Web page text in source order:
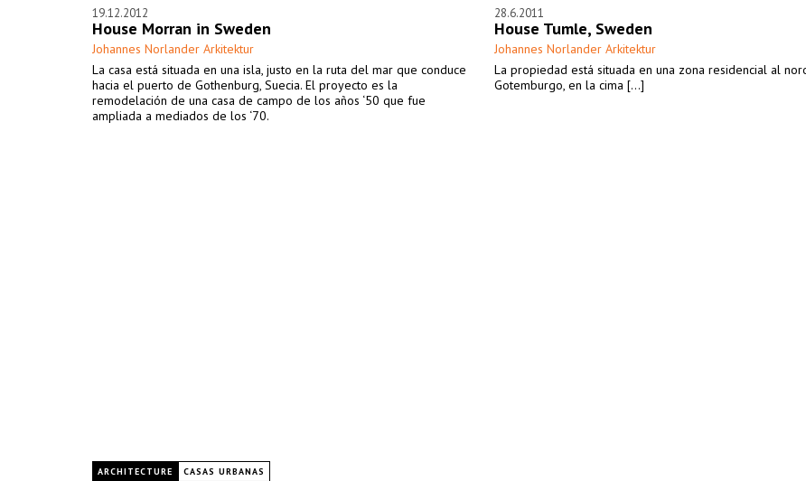
19.12.2012
House Morran in Sweden
Johannes Norlander Arkitektur
La casa está situada en una isla, justo en la ruta del mar que conduce
hacia el puerto de Gothenburg, Suecia. El proyecto es la
remodelación de una casa de campo de los años ‘50 que fue
ampliada a mediados de los ‘70.
28.6.2011
House Tumle, Sweden
Johannes Norlander Arkitektur
La propiedad está situada en una zona residencial al
Gotemburgo, en la cima [...]
ARCHITECTURE CASAS URBANAS